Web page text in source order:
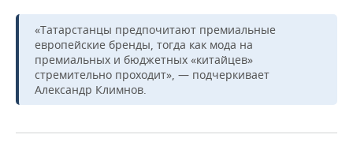
«Татарстанцы предпочитают премиальные
европейские бренды, тогда как мода на
премиальных и бюджетных «китайцев»
стремительно проходит», — подчеркивает
Александр Климнов.